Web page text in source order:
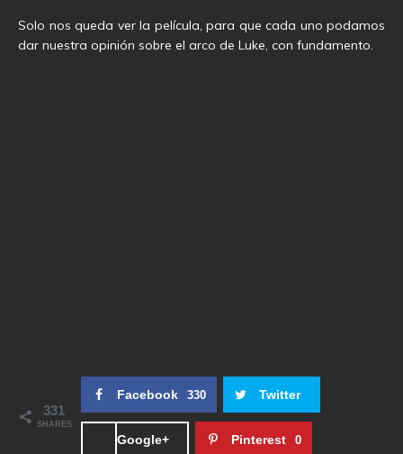
Solo nos queda ver la película, para que cada uno podamos
dar nuestra opinión sobre el arco de Luke, con fundamento.
331
SHARES
Facebook 330 Twitter
Google+ Pinterest 0